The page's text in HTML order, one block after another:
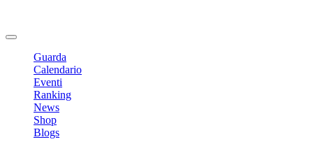
Guarda
Calendario
Eventi
Ranking
News
Shop
Blogs